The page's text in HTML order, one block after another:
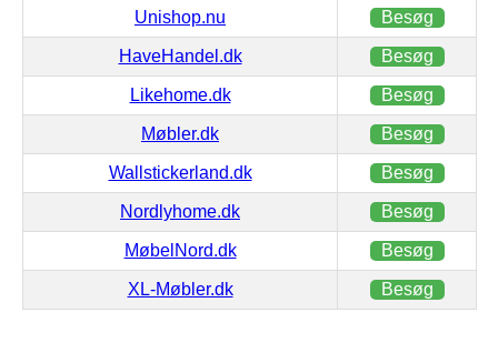
Unishop.nu Besøg
HaveHandel.dk Besøg
Likehome.dk Besøg
Møbler.dk Besøg
Wallstickerland.dk Besøg
Nordlyhome.dk Besøg
MøbelNord.dk Besøg
XL-Møbler.dk Besøg